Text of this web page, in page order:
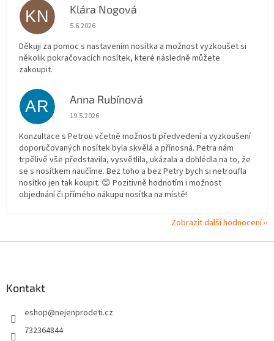
KN Klára Nogová
Hodnocení obchodu je 5 z 5 hvězdiček.
5.6.2026
Děkuji za pomoc s nastavením nosítka a možnost vyzkoušet si
několik pokračovacích nosítek, které následně můžete
zakoupit.
AR Anna Rubínová
Hodnocení obchodu je 5 z 5 hvězdiček.
19.5.2026
Konzultace s Petrou včetně možnosti předvedení a vyzkoušení
doporučovaných nosítek byla skvělá a přínosná. Petra nám
trpělivě vše představila, vysvětlila, ukázala a dohlédla na to, že
se s nosítkem naučíme. Bez toho a bez Petry bych si netroufla
nosítko jen tak koupit. 😊 Pozitivně hodnotím i možnost
objednání či přímého nákupu nosítka na místě!
Zobrazit další hodnocení
Kontakt
eshop@nejenprodeti.cz
732364844